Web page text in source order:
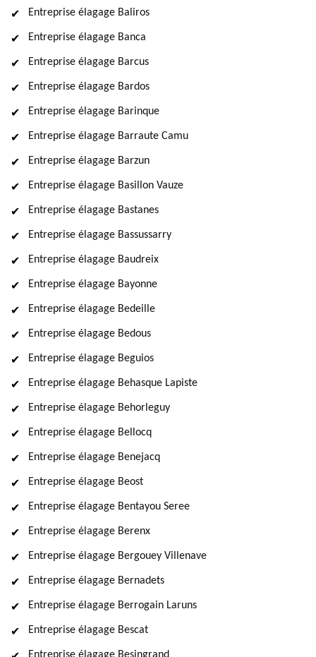
Entreprise élagage Baliros
Entreprise élagage Banca
Entreprise élagage Barcus
Entreprise élagage Bardos
Entreprise élagage Barinque
Entreprise élagage Barraute Camu
Entreprise élagage Barzun
Entreprise élagage Basillon Vauze
Entreprise élagage Bastanes
Entreprise élagage Bassussarry
Entreprise élagage Baudreix
Entreprise élagage Bayonne
Entreprise élagage Bedeille
Entreprise élagage Bedous
Entreprise élagage Beguios
Entreprise élagage Behasque Lapiste
Entreprise élagage Behorleguy
Entreprise élagage Bellocq
Entreprise élagage Benejacq
Entreprise élagage Beost
Entreprise élagage Bentayou Seree
Entreprise élagage Berenx
Entreprise élagage Bergouey Villenave
Entreprise élagage Bernadets
Entreprise élagage Berrogain Laruns
Entreprise élagage Bescat